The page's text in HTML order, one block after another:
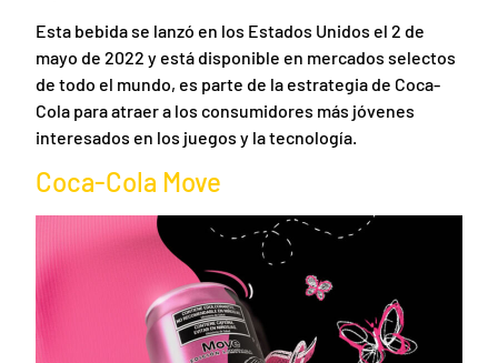
Esta bebida se lanzó en los Estados Unidos el 2 de
mayo de 2022 y está disponible en mercados selectos
de todo el mundo, es parte de la estrategia de Coca-
Cola para atraer a los consumidores más jóvenes
interesados ​​en los juegos y la tecnología.
Coca-Cola Move